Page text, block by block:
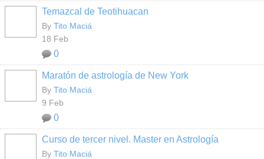
Temazcal de Teotihuacan
By Tito Maciá
18 Feb
0
Maratón de astrología de New York
By Tito Maciá
9 Feb
0
Curso de tercer nivel. Master en Astrología
By Tito Maciá